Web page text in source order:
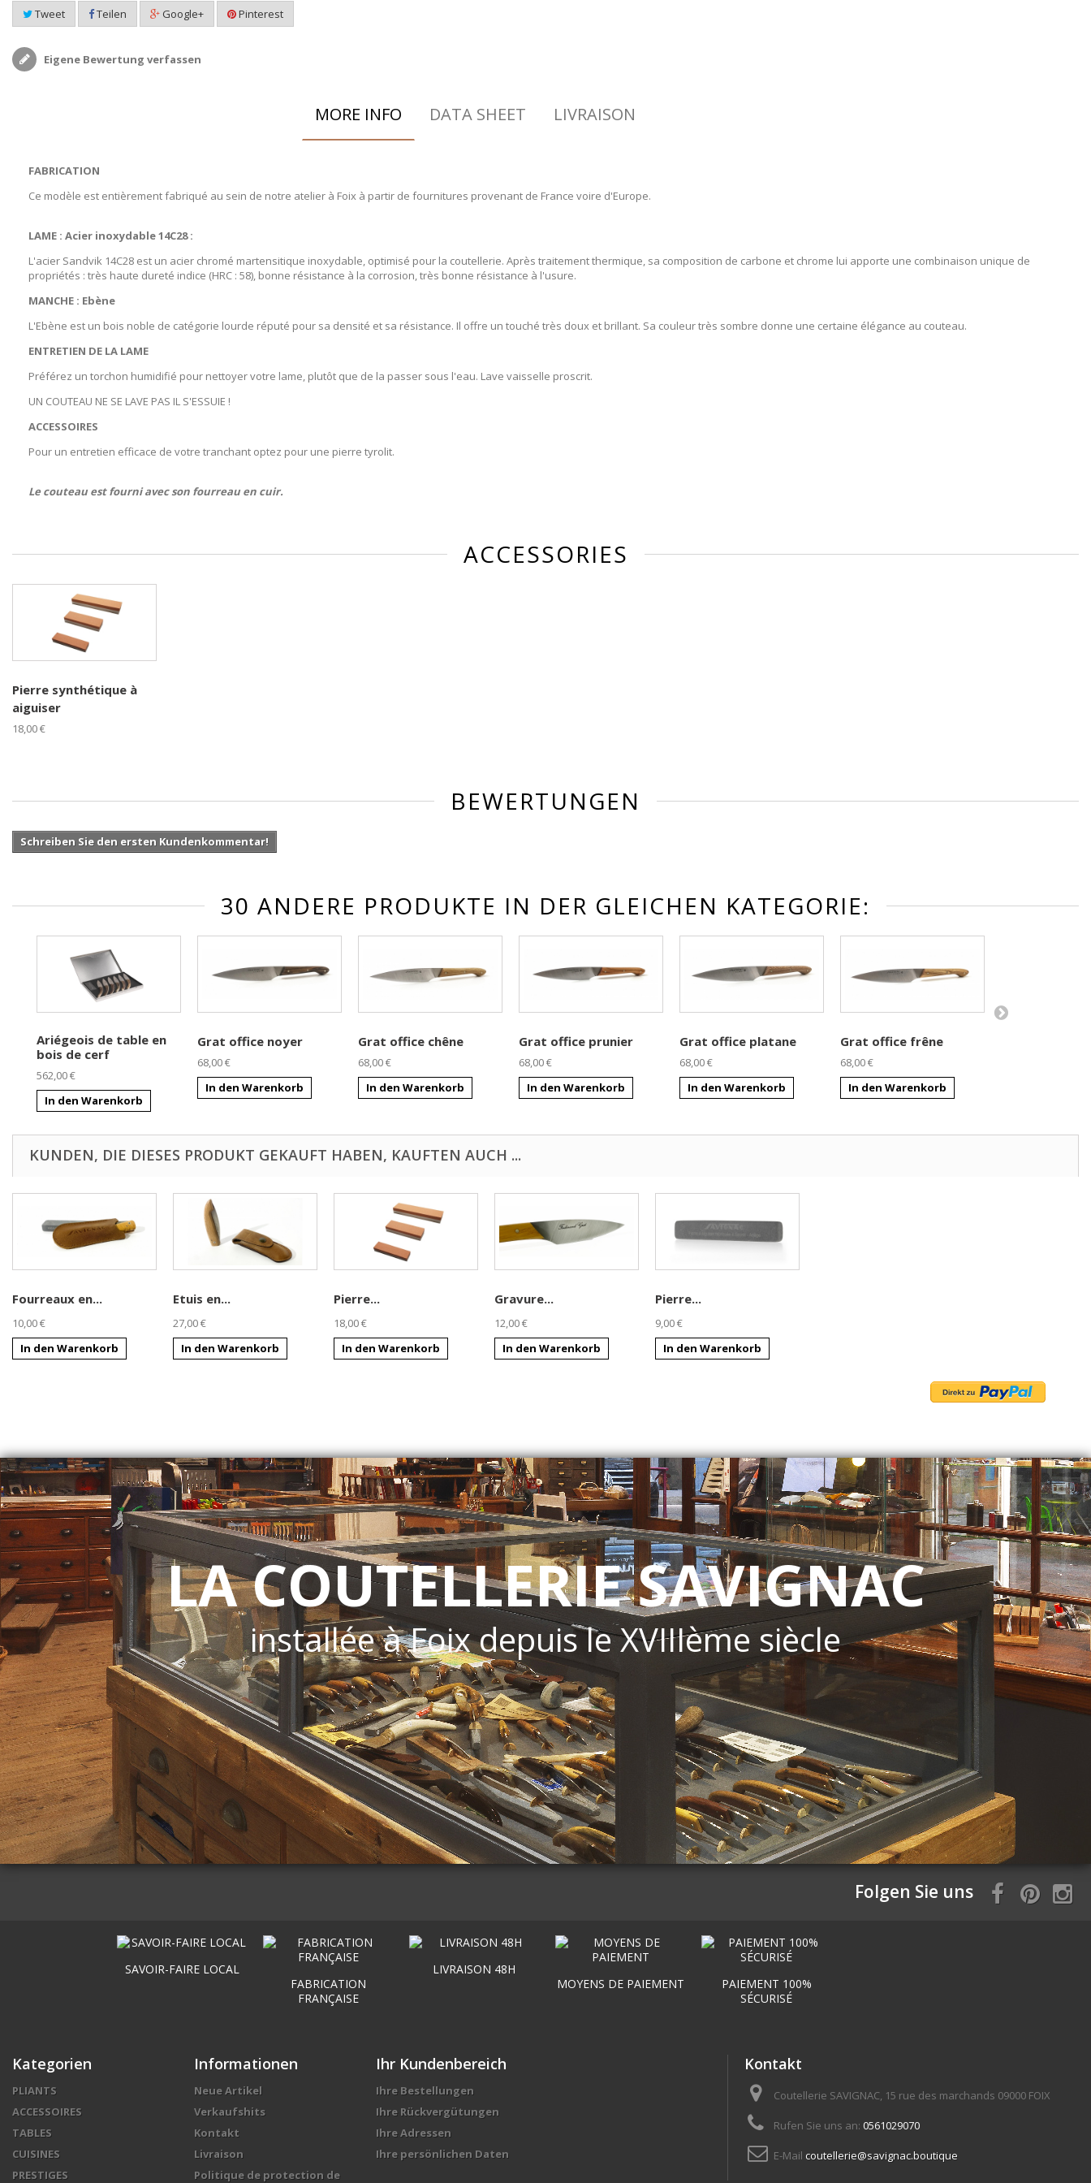
Tweet Teilen Google+ Pinterest
Eigene Bewertung verfassen
MORE INFO DATA SHEET LIVRAISON
FABRICATION
Ce modèle est entièrement fabriqué au sein de notre atelier à Foix à partir de fournitures provenant de France voire d'Europe.
LAME : Acier inoxydable 14C28 :
L'acier Sandvik 14C28 est un acier chromé martensitique inoxydable, optimisé pour la coutellerie. Après traitement thermique, sa composition de carbone et chrome lui apporte une combinaison unique de
propriétés : très haute dureté indice (HRC : 58), bonne résistance à la corrosion, très bonne résistance à l'usure.
MANCHE : Ebène
L'Ebène est un bois noble de catégorie lourde réputé pour sa densité et sa résistance. Il offre un touché très doux et brillant. Sa couleur très sombre donne une certaine élégance au couteau.
ENTRETIEN DE LA LAME
Préférez un torchon humidifié pour nettoyer votre lame, plutôt que de la passer sous l'eau. Lave vaisselle proscrit.
UN COUTEAU NE SE LAVE PAS IL S'ESSUIE !
ACCESSOIRES
Pour un entretien efficace de votre tranchant optez pour une pierre tyrolit.
Le couteau est fourni avec son fourreau en cuir.
ACCESSORIES
Pierre synthétique à
aiguiser
18,00 €
BEWERTUNGEN
Schreiben Sie den ersten Kundenkommentar!
30 ANDERE PRODUKTE IN DER GLEICHEN KATEGORIE:
Ariégeois de table en
bois de cerf
562,00 €
In den Warenkorb
Grat office noyer
68,00 €
In den Warenkorb
Grat office chêne
68,00 €
In den Warenkorb
Grat office prunier
68,00 €
In den Warenkorb
Grat office platane
68,00 €
In den Warenkorb
Grat office frêne
68,00 €
In den Warenkorb
KUNDEN, DIE DIESES PRODUKT GEKAUFT HABEN, KAUFTEN AUCH ...
Fourreaux en...
10,00 €
In den Warenkorb
Etuis en...
27,00 €
In den Warenkorb
Pierre...
18,00 €
In den Warenkorb
Gravure...
12,00 €
In den Warenkorb
Pierre...
9,00 €
In den Warenkorb
LA COUTELLERIE SAVIGNAC
installée à Foix depuis le XVIIIème siècle
Folgen Sie uns
SAVOIR-FAIRE LOCAL
FABRICATION
FRANÇAISE
LIVRAISON 48H
MOYENS DE PAIEMENT
PAIEMENT 100%
SÉCURISÉ
Kategorien
PLIANTS
ACCESSOIRES
TABLES
CUISINES
PRESTIGES
Informationen
Neue Artikel
Verkaufshits
Kontakt
Livraison
Politique de protection de
Ihr Kundenbereich
Ihre Bestellungen
Ihre Rückvergütungen
Ihre Adressen
Ihre persönlichen Daten
Kontakt
Coutellerie SAVIGNAC, 15 rue des marchands 09000 FOIX
Rufen Sie uns an: 0561029070
E-Mail coutellerie@savignac.boutique